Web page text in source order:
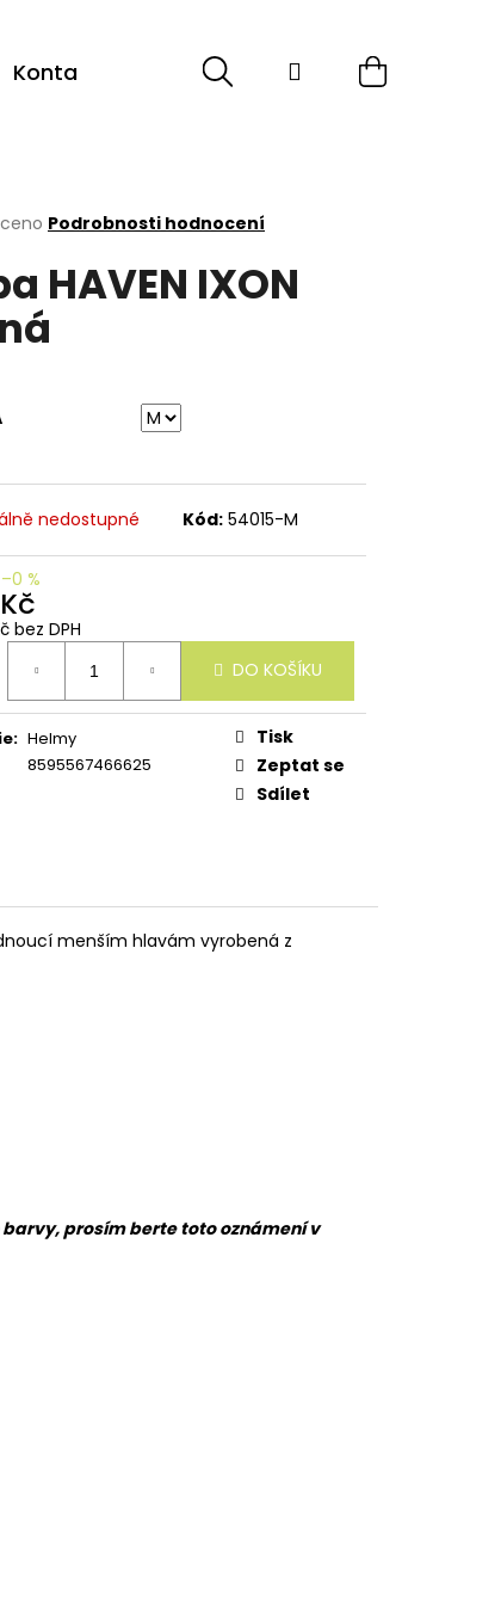
Kontakt Sport Cyklistika
HledatPřihlášeníNákupní
Podrobnosti hodnocení
HAVEN IXON
nedostupné Kód: 54015-M
–0 %
bez DPH
DO KOŠÍKU
: Helmy
8595567466625
Tisk
Zeptat se
Sdílet
menším hlavám vyrobená z
prosím berte toto oznámení v